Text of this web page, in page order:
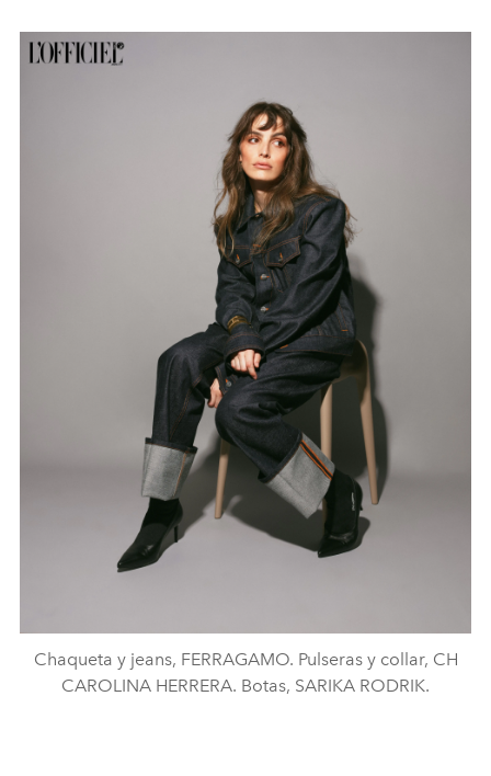
Chaqueta y jeans, FERRAGAMO. Pulseras y collar, CH
CAROLINA HERRERA. Botas, SARIKA RODRIK.